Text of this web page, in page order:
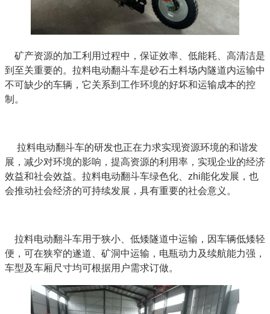
矿产资源的加工利用过程中，保证效率、低能耗、高清洁是
到至关重要的。拉料电动翻斗车是砂石土料场内隧道内运输中
不可缺少的车辆，它关系到工作环境的好坏和运输成本的控
制。
拉料电动翻斗车的研发也正在力求实现资源环境的和谐发
展，减少对环境的影响，提高资源的利用率，实现企业的经济
效益和社会效益。拉料电动翻斗车绿色化、zhi能化发展，也
会推动社会经济的可持续发展，具有重要的社会意义。
拉料电动翻斗车用于狭小、低矮隧道中运输，因车辆低矮轻
便，可在狭窄的遂道、矿洞中运输，电瓶动力及续航能力强，
车型及车厢尺寸均可根据用户需求订做。